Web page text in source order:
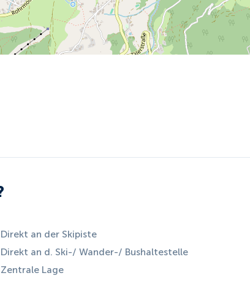
Direkt an der Skipiste
Direkt an d. Ski-/ Wander-/ Bushaltestelle
Zentrale Lage